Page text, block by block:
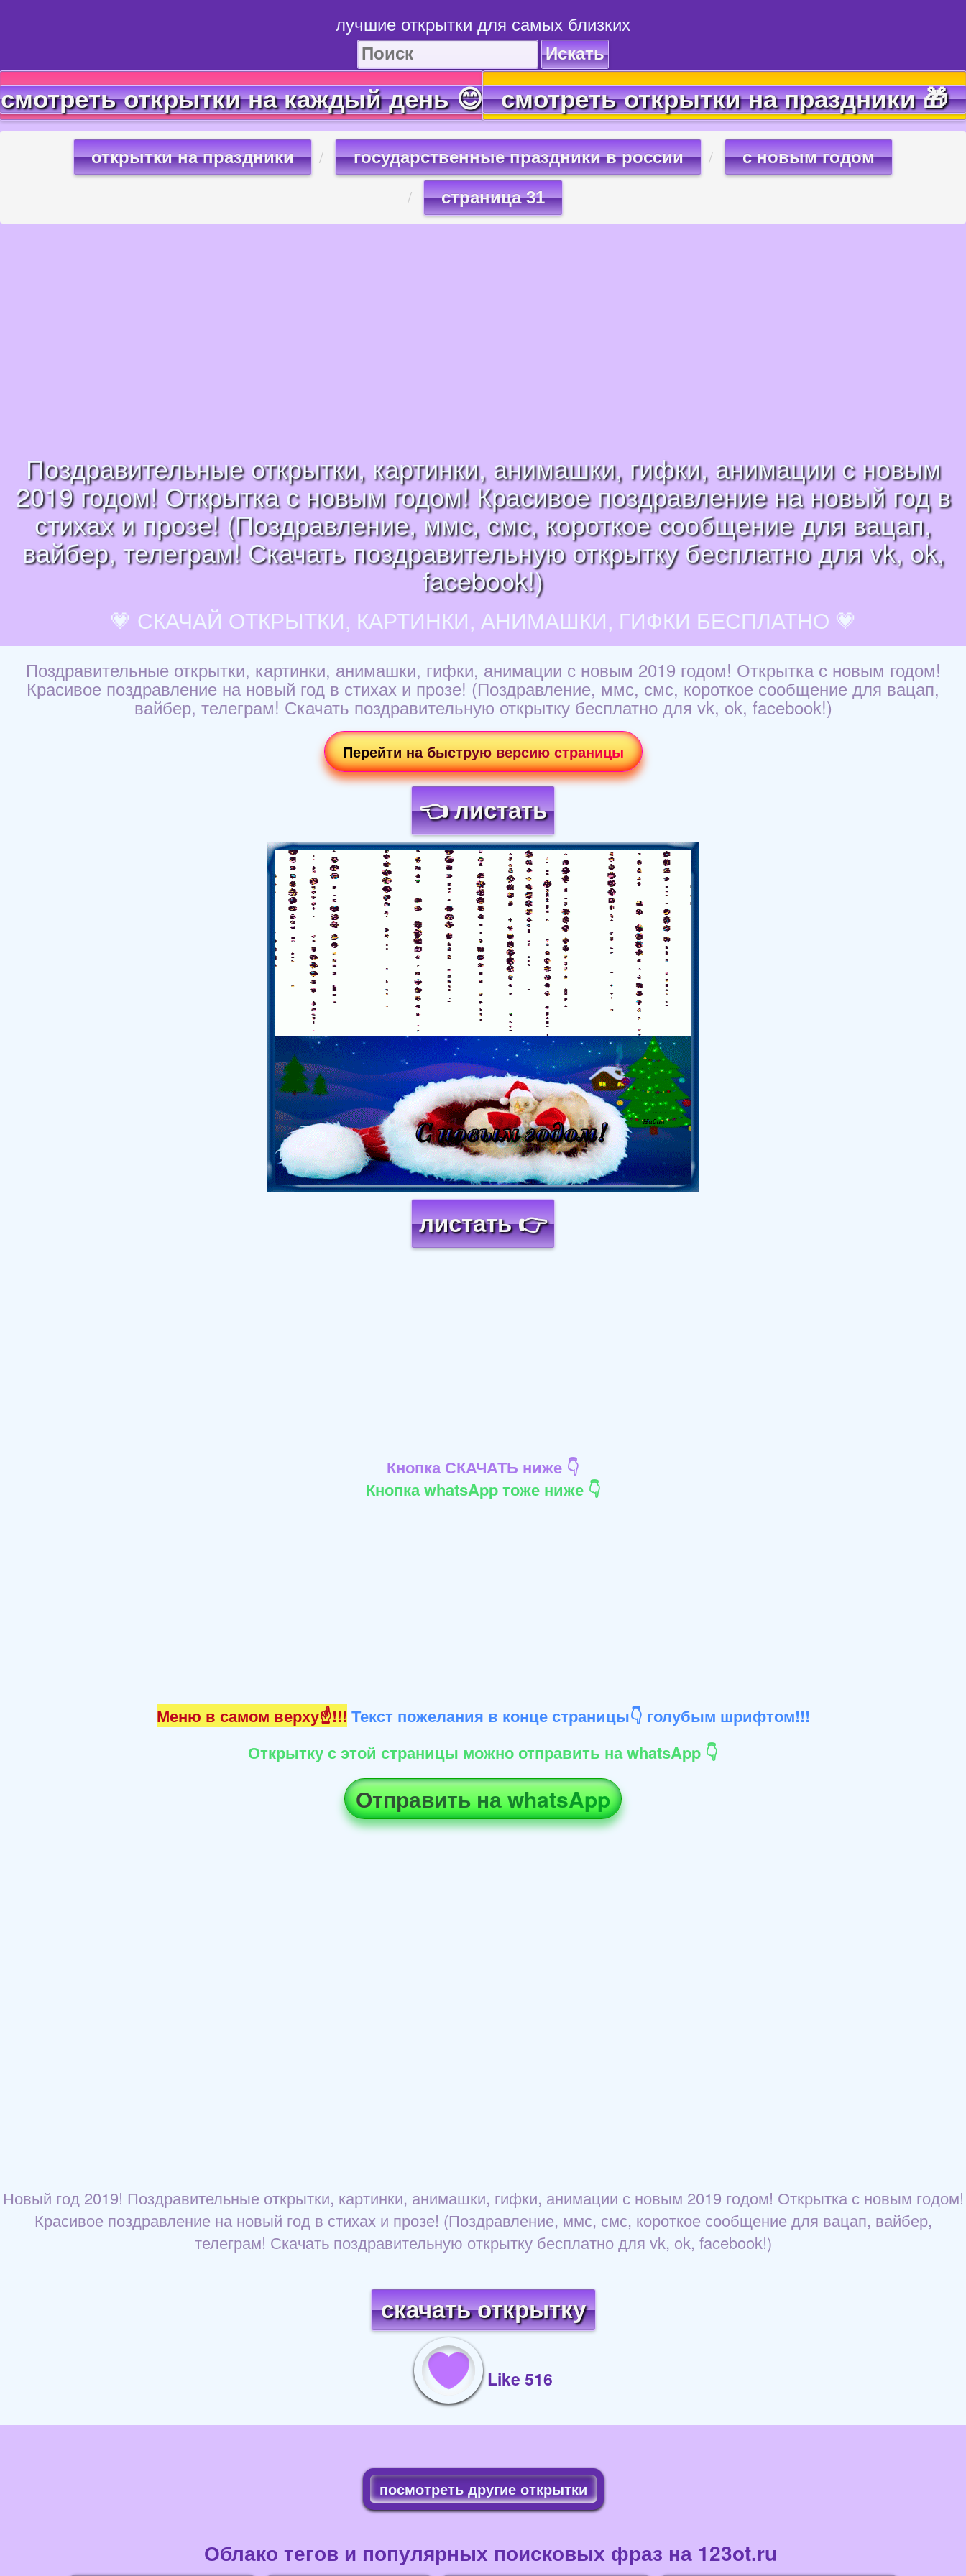
лучшие открытки для самых близких
Искать
смотреть открытки на каждый день 😊 смотреть открытки на праздники 🎁
открытки на праздники государственные праздники в россии с новым годом
страница 31
Поздравительные открытки, картинки, анимашки, гифки, анимации с новым
2019 годом! Открытка с новым годом! Красивое поздравление на новый год в
стихах и прозе! (Поздравление, ммс, смс, короткое сообщение для вацап,
вайбер, телеграм! Скачать поздравительную открытку бесплатно для vk, ok,
facebook!)
💗 СКАЧАЙ ОТКРЫТКИ, КАРТИНКИ, АНИМАШКИ, ГИФКИ БЕСПЛАТНО 💗
Поздравительные открытки, картинки, анимашки, гифки, анимации с новым 2019 годом! Открытка с новым годом!
Красивое поздравление на новый год в стихах и прозе! (Поздравление, ммс, смс, короткое сообщение для вацап,
вайбер, телеграм! Скачать поздравительную открытку бесплатно для vk, ok, facebook!)
Перейти на быструю версию страницы
👈 листать
Загрузка картинки...
листать 👉
Кнопка СКАЧАТЬ ниже 👇
Кнопка whatsApp тоже ниже 👇
Меню в самом верху☝!!! Текст пожелания в конце страницы👇 голубым шрифтом!!!
Открытку с этой страницы можно отправить на whatsApp 👇
Отправить на whatsApp
Новый год 2019! Поздравительные открытки, картинки, анимашки, гифки, анимации с новым 2019 годом! Открытка с новым годом!
Красивое поздравление на новый год в стихах и прозе! (Поздравление, ммс, смс, короткое сообщение для вацап, вайбер,
телеграм! Скачать поздравительную открытку бесплатно для vk, ok, facebook!)
скачать открытку
Like 516
посмотреть другие открытки
Облако тегов и популярных поисковых фраз на 123ot.ru